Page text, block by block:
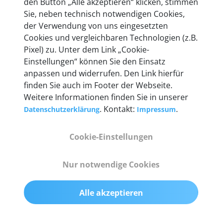
entwickeln wir unsere Produkte am Standort in
Berlin laufend weiter. Auf diese Qualität vertrauen
heute mehr als 60.000 Privatkunden und
Unternehmen.
Technische Details &
Gewicht
Sie, neben technisch notwendigen Cookies,
der Verwendung von uns eingesetzten
Cookies und vergleichbaren Technologien (z.B.
Pixel) zu. Unter dem Link „Cookie-
Einstellungen“ können Sie den Einsatz
anpassen und widerrufen. Den Link hierfür
finden Sie auch im Footer der Webseite.
Weitere Informationen finden Sie in unserer
Datenschutzerklärung. Kontakt: Impressum.
Cookie-Einstellungen
Nur notwendige Cookies
Alle akzeptieren